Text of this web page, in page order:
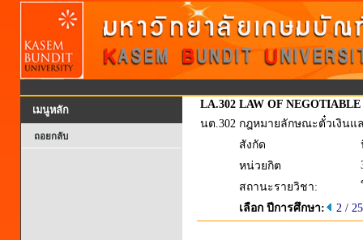
เมนูหลัก
ถอยกลับ
LA.302 LAW OF NEGOTIABLE
นต.302 กฎหมายลักษณะตั๋วเงิน
สังกัด
หน่วยกิต
สถานะรายวิชา:
เลือก ปีการศึกษา:
2 /